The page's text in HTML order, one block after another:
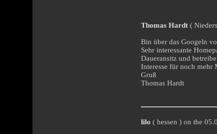
Thomas Hardt (
Bin über das Googeln
Sehr interessante
Daueransitz und
Interesse für noch mehr
Gruß
Thomas Hardt
lilo ( hessen ) on the